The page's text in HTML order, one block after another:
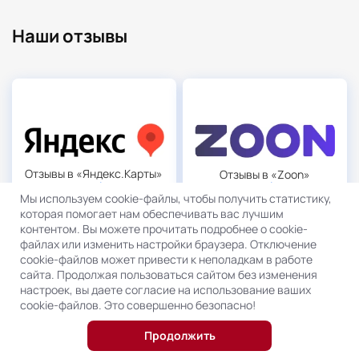
Наши отзывы
Отзывы в «Яндекс.Карты» Отзывы в «Zoon»
Мы используем cookie-файлы, чтобы получить статистику,
которая помогает нам обеспечивать вас лучшим
контентом. Вы можете прочитать подробнее о cookie-
файлах или изменить настройки браузера. Отключение
cookie-файлов может привести к неполадкам в работе
сайта. Продолжая пользоваться сайтом без изменения
настроек, вы даете согласие на использование ваших
cookie-файлов. Это совершенно безопасно!
Продолжить